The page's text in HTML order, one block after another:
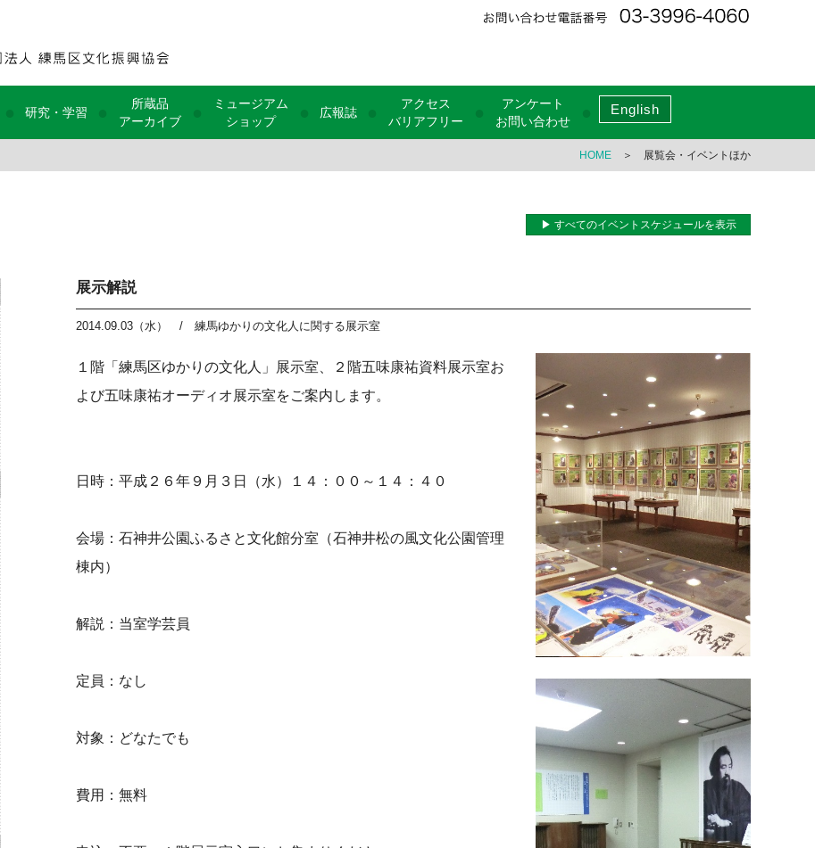
研究・学習
所蔵品
アーカイブ
ミュージアム
ショップ
広報誌
アクセス
バリアフリー
アンケート
お問い合わせ
English
HOME ＞ 展覧会・イベントほか
▶ すべてのイベントスケジュールを表示
展示解説
2014.09.03（水） / 練馬ゆかりの文化人に関する展示室
１階「練馬区ゆかりの文化人」展示室、２階五味康祐資料展示室お
よび五味康祐オーディオ展示室をご案内します。
日時：平成２６年９月３日（水）１４：００～１４：４０
会場：石神井公園ふるさと文化館分室（石神井松の風文化公園管理
棟内）
解説：当室学芸員
定員：なし
対象：どなたでも
費用：無料